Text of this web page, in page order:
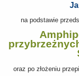
na podstawie
oraz po złożeniu